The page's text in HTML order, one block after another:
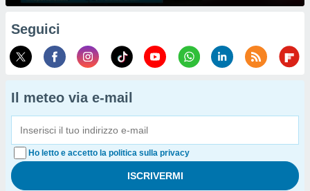
Seguici
Il meteo via e-mail
Ho letto e accetto la politica sulla privacy